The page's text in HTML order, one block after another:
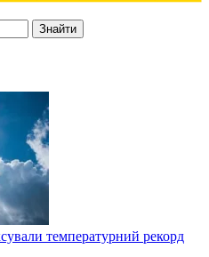
Знайти
температурний рекорд